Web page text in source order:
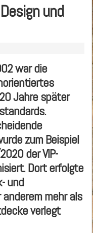
und
war die
Jahre später
zum Beispiel
der VIP-
Dort erfolgte
und
mehr als
verlegt